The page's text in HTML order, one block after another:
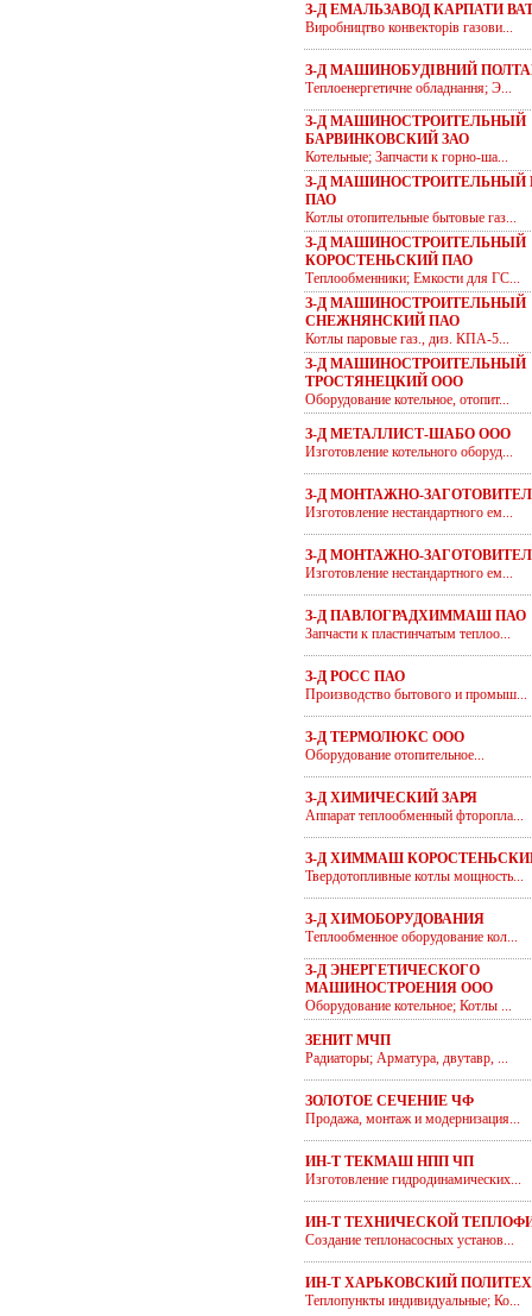
З-Д ЕМАЛЬЗАВОД КАРПАТИ
Виробництво конвекторів газови...
З-Д МАШИНОБУДІВНИЙ
Теплоенергетичне обладнання; Э...
З-Д МАШИНОСТРОИТЕЛЬНЫЙ
БАРВИНКОВСКИЙ ЗАО
Котельные; Запчасти к горно-ша...
З-Д МАШИНОСТРОИТЕЛЬНЫЙ
ПАО
Котлы отопительные бытовые газ...
З-Д МАШИНОСТРОИТЕЛЬНЫЙ
КОРОСТЕНЬСКИЙ ПАО
Теплообменники; Емкости для ГС...
З-Д МАШИНОСТРОИТЕЛЬНЫЙ
СНЕЖНЯНСКИЙ ПАО
Котлы паровые газ., диз. КПА-5...
З-Д МАШИНОСТРОИТЕЛЬНЫЙ
ТРОСТЯНЕЦКИЙ ООО
Оборудование котельное, отопит...
З-Д МЕТАЛЛИСТ-ШАБО ООО
Изготовление котельного оборуд...
З-Д МОНТАЖНО-
Изготовление нестандартного ем...
З-Д МОНТАЖНО-
Изготовление нестандартного ем...
З-Д ПАВЛОГРАДХИММАШ ПАО
Запчасти к пластинчатым теплоо...
З-Д РОСС ПАО
Производство бытового и промыш...
З-Д ТЕРМОЛЮКС ООО
Оборудование отопительное...
З-Д ХИМИЧЕСКИЙ ЗАРЯ
Аппарат теплообменный фторопла...
З-Д ХИММАШ
Твердотопливные котлы мощность...
З-Д ХИМОБОРУДОВАНИЯ
Теплообменное оборудование кол...
З-Д ЭНЕРГЕТИЧЕСКОГО
МАШИНОСТРОЕНИЯ ООО
Оборудование котельное; Котлы ...
ЗЕНИТ МЧП
Радиаторы; Арматура, двутавр, ...
ЗОЛОТОЕ СЕЧЕНИЕ ЧФ
Продажа, монтаж и модернизация...
ИН-Т ТЕКМАШ НПП ЧП
Изготовление гидродинамических...
ИН-Т ТЕХНИЧЕСКОЙ
Создание теплонасосных установ...
ИН-Т ХАРЬКОВСКИЙ
Теплопункты индивидуальные; Ко...